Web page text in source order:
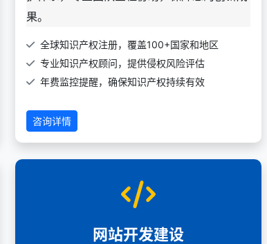
果。
全球知识产权注册，覆盖100+国家和地区
专业知识产权顾问，提供侵权风险评估
年费监控提醒，确保知识产权持续有效
咨询详情
网站开发建设